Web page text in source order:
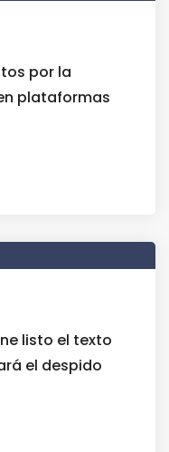
por la
plataformas
listo el texto
el despido